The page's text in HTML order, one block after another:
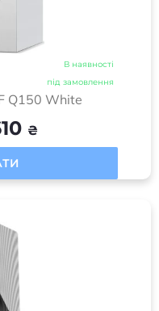
В наявності
під замовлення
Q150 White
₴